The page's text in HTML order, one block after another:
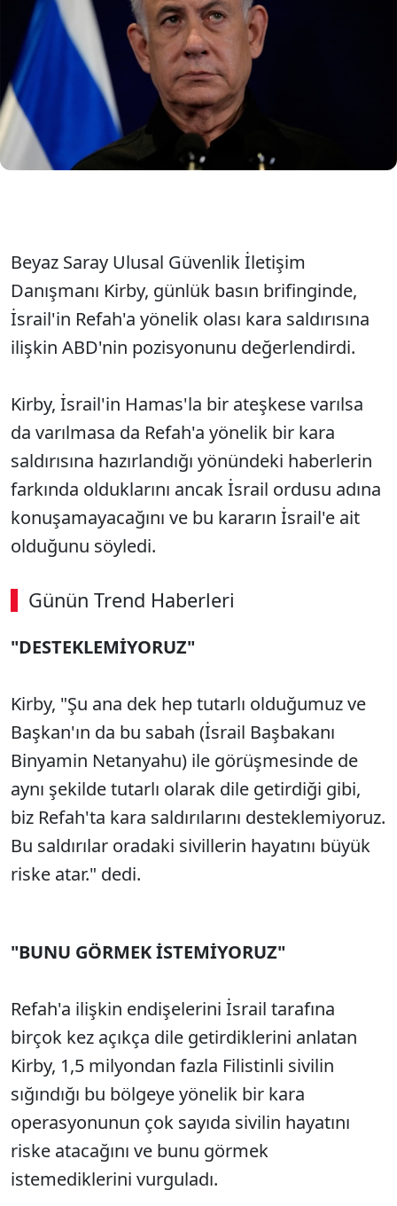
Beyaz Saray Ulusal Güvenlik İletişim
Danışmanı John Kirby, ABD olarak başından
itibaren İsrail'in Refah'a yönelik bir kara
saldırısı düzenlemesini desteklemediklerini
söyledi. ABD'den İsrail'e bir de yeni uyarı geldi.
Beyaz Saray Ulusal Güvenlik İletişim
Danışmanı Kirby, günlük basın brifinginde,
İsrail'in Refah'a yönelik olası kara saldırısına
ilişkin ABD'nin pozisyonunu değerlendirdi.
Kirby, İsrail'in Hamas'la bir ateşkese varılsa
da varılmasa da Refah'a yönelik bir kara
saldırısına hazırlandığı yönündeki haberlerin
farkında olduklarını ancak İsrail ordusu adına
konuşamayacağını ve bu kararın İsrail'e ait
olduğunu söyledi.
Günün Trend Haberleri
00:02 / 08:06
"DESTEKLEMİYORUZ"
Kirby, "Şu ana dek hep tutarlı olduğumuz ve
Başkan'ın da bu sabah (İsrail Başbakanı
Binyamin Netanyahu) ile görüşmesinde de
aynı şekilde tutarlı olarak dile getirdiği gibi,
biz Refah'ta kara saldırılarını desteklemiyoruz.
Bu saldırılar oradaki sivillerin hayatını büyük
riske atar." dedi.
"BUNU GÖRMEK İSTEMİYORUZ"
Refah'a ilişkin endişelerini İsrail tarafına
birçok kez açıkça dile getirdiklerini anlatan
Kirby, 1,5 milyondan fazla Filistinli sivilin
sığındığı bu bölgeye yönelik bir kara
operasyonunun çok sayıda sivilin hayatını
riske atacağını ve bunu görmek
istemediklerini vurguladı.